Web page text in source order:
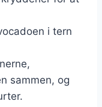
i tern
sammen, og